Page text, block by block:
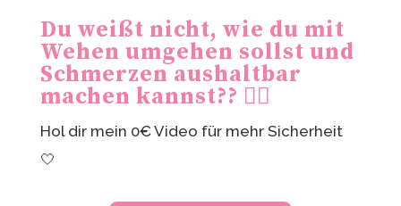
Du weißt nicht, wie du mit
Wehen umgehen sollst und
Schmerzen aushaltbar
machen kannst?? 😮‍💨
Hol dir mein 0€ Video für mehr Sicherheit
🤍